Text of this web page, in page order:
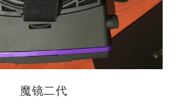
魔镜二代